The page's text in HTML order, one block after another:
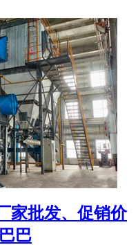
家批发、促销价
巴